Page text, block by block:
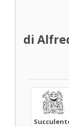
di